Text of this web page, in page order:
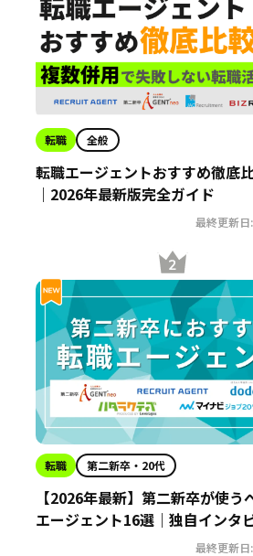
転職 全般
転職エージェントおすすめ徹底
｜2026年最新版完全ガイド
最終更新
転職 第二新卒・20代
【2026年最新】第二新卒が使う
エージェント16選｜独自インタ
らわかるおすすめ理由・サービ
最終更新